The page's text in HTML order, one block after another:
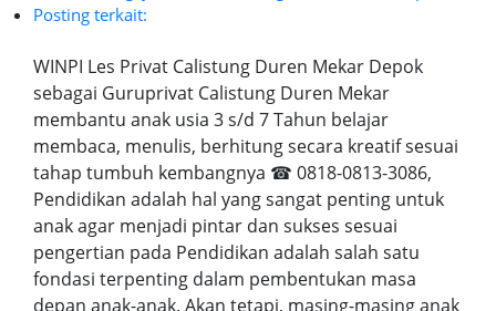
Posting terkait:
WINPI Les Privat Calistung Duren Mekar Depok
sebagai Guruprivat Calistung Duren Mekar
membantu anak usia 3 s/d 7 Tahun belajar
membaca, menulis, berhitung secara kreatif sesuai
tahap tumbuh kembangnya ☎ 0818-0813-3086,
Pendidikan adalah hal yang sangat penting untuk
anak agar menjadi pintar dan sukses sesuai
pengertian pada Pendidikan adalah salah satu
fondasi terpenting dalam pembentukan masa
depan anak-anak. Akan tetapi, masing-masing anak